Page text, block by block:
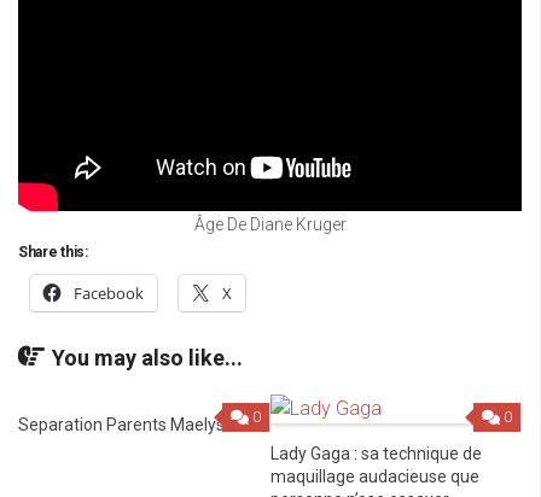
Âge De Diane Kruger
Share this:
Facebook X
You may also like...
0
Separation Parents Maelys 0
Lady Gaga : sa technique de
maquillage audacieuse que